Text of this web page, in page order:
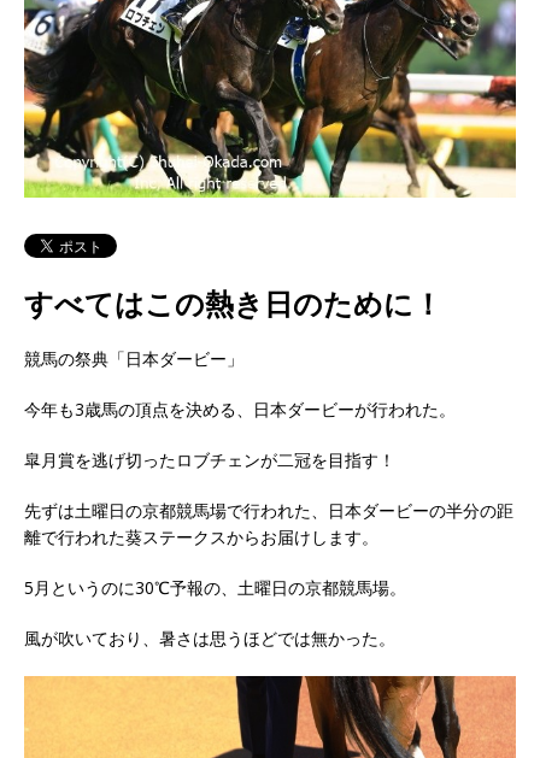
すべてはこの熱き日のために！
競馬の祭典「日本ダービー」
今年も3歳馬の頂点を決める、日本ダービーが行われた。
皐月賞を逃げ切ったロブチェンが二冠を目指す！
先ずは土曜日の京都競馬場で行われた、日本ダービーの半分の距
離で行われた葵ステークスからお届けします。
5月というのに30℃予報の、土曜日の京都競馬場。
風が吹いており、暑さは思うほどでは無かった。